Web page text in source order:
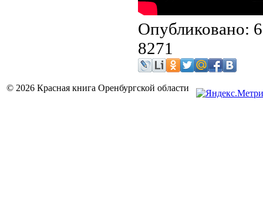
Опубликовано:
8271
© 2026 Красная книга Оренбургской области